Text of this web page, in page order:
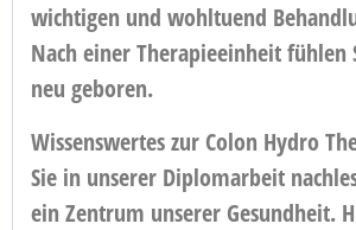
wichtigen und wohltuend
Nach einer Therapieeinheit fühlen
neu geboren.
Wissenswertes zur Colon Hydro
Sie in unserer Diplomarbeit
ein Zentrum unserer Gesundheit.